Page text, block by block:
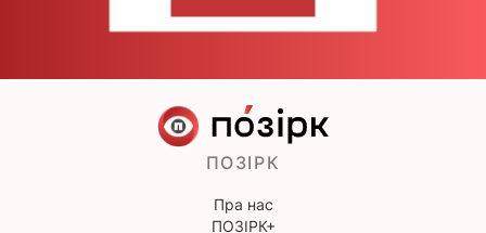
ПОЗІРК
Пра нас
ПОЗІРК+